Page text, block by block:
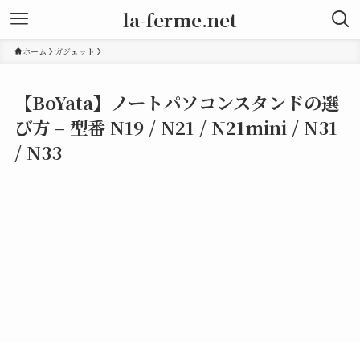
la-ferme.net
ホーム ガジェット
【BoYata】ノートパソコンスタンドの選
び方 – 型番 N19 / N21 / N21mini / N31
/ N33